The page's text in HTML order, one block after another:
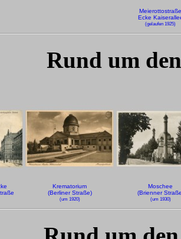
Meierottostraße
Ecke
(gelaufen 1925)
Rund um
Krematorium
(Berliner Straße)
(um 1920)
Moschee
(Brienner
(um 1930)